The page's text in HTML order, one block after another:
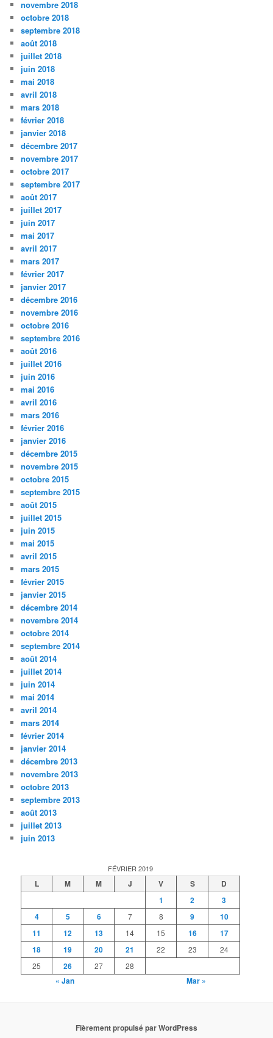
novembre 2018
octobre 2018
septembre 2018
août 2018
juillet 2018
juin 2018
mai 2018
avril 2018
mars 2018
février 2018
janvier 2018
décembre 2017
novembre 2017
octobre 2017
septembre 2017
août 2017
juillet 2017
juin 2017
mai 2017
avril 2017
mars 2017
février 2017
janvier 2017
décembre 2016
novembre 2016
octobre 2016
septembre 2016
août 2016
juillet 2016
juin 2016
mai 2016
avril 2016
mars 2016
février 2016
janvier 2016
décembre 2015
novembre 2015
octobre 2015
septembre 2015
août 2015
juillet 2015
juin 2015
mai 2015
avril 2015
mars 2015
février 2015
janvier 2015
décembre 2014
novembre 2014
octobre 2014
septembre 2014
août 2014
juillet 2014
juin 2014
mai 2014
avril 2014
mars 2014
février 2014
janvier 2014
décembre 2013
novembre 2013
octobre 2013
septembre 2013
août 2013
juillet 2013
juin 2013
FÉVRIER 2019
L M M J V S
D
1
2
3
4
5 6 7 8 9
10
11
12 13 14 15 16
17
18
19 20 21 22 23
24
25
26 27 28
« Jan Mar »
Fièrement propulsé par WordPress